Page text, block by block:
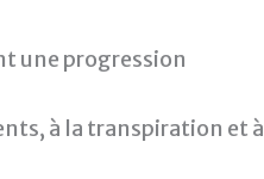
une progression
à la transpiration et à